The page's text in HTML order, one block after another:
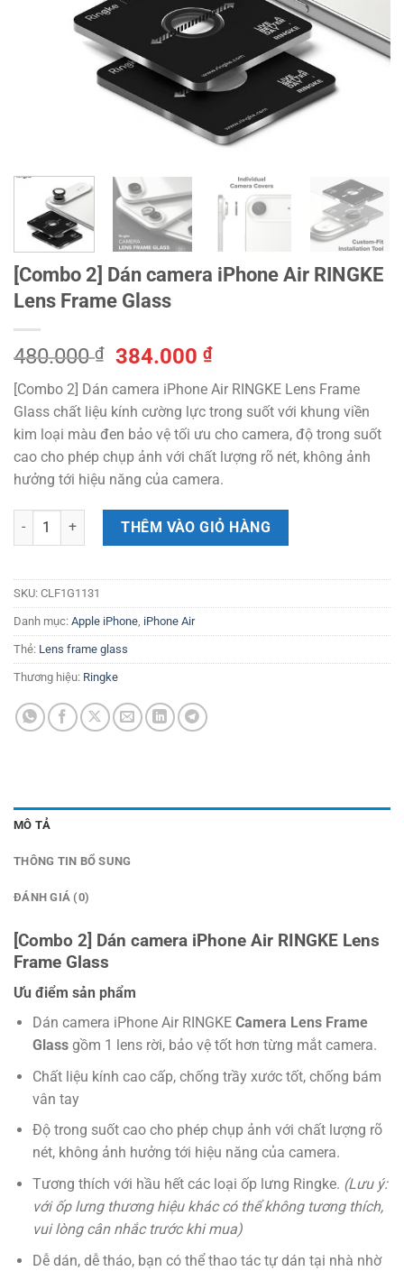
[Combo 2] Dán camera iPhone Air RINGKE
Lens Frame Glass
480.000₫
Giá
là:
480.000 ₫.
384.000₫Giá
hiện
tại
là:
384.000 ₫.
[Combo 2] Dán camera iPhone Air RINGKE Lens Frame
Glass chất liệu kính cường lực trong suốt với khung viền
kim loại màu đen bảo vệ tối ưu cho camera, độ trong suốt
cao cho phép chụp ảnh với chất lượng rõ nét, không ảnh
hưởng tới hiệu năng của camera.
[Combo 2] Dán camera iPhone Air RINGKE Lens Frame Glass số
THÊM VÀO GIỎ HÀNG
SKU: CLF1G1131
Danh mục: Apple iPhone iPhone Air
Thẻ: Lens frame glass
Thương hiệu: Ringke
MÔ TẢ
THÔNG TIN BỔ SUNG
ĐÁNH GIÁ (0)
[Combo 2] Dán camera iPhone Air RINGKE Lens
Frame Glass
Ưu điểm sản phẩm
Dán camera iPhone Air RINGKECamera Lens Frame
Glass gồm 1 lens rời, bảo vệ tốt hơn từng mắt camera.
Chất liệu kính cao cấp, chống trầy xước tốt, chống bám
vân tay
Độ trong suốt cao cho phép chụp ảnh với chất lượng rõ
nét, không ảnh hưởng tới hiệu năng của camera.
Tương thích với hầu hết các loại ốp lưng Ringke. (Lưu ý:
với ốp lưng thương hiệu khác có thể không tương thích,
vui lòng cân nhắc trước khi mua)
Dễ dán, dễ tháo, bạn có thể thao tác tự dán tại nhà nhờ